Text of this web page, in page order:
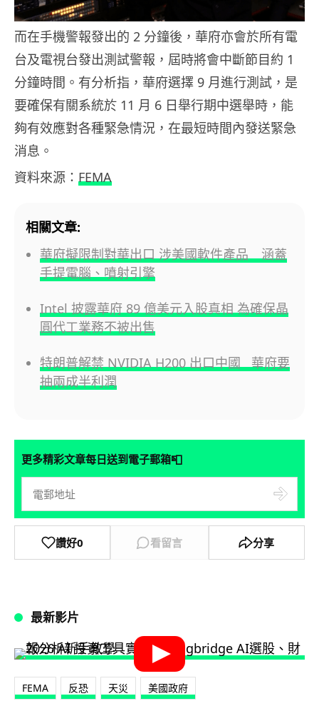
而在手機警報發出的 2 分鐘後，華府亦會於所有電
台及電視台發出測試警報，屆時將會中斷節目約 1
分鐘時間。有分析指，華府選擇 9 月進行測試，是
要確保有關系統於 11 月 6 日舉行期中選舉時，能
夠有效應對各種緊急情況，在最短時間內發送緊急
消息。
資料來源： FEMA
相關文章:
華府擬限制對華出口 涉美國軟件產品 涵蓋
手提電腦、噴射引擎
Intel 披露華府 89 億美元入股真相 為確保晶
圓代工業務不被出售
特朗普解禁 NVIDIA H200 出口中國 華府要
抽兩成半利潤
更多精彩文章每日送到電子郵箱📮
讚好0 看留言 分享
最新影片
FEMA 反恐 天災 美國政府